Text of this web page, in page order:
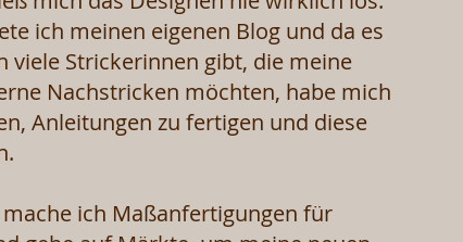
ich meinen eigenen Blog und da es
viele Strickerinnen gibt, die meine
Nachstricken möchten, habe mich
Anleitungen zu fertigen und diese
ich Maßanfertigungen für